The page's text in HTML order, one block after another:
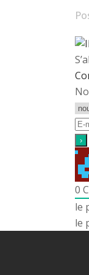
0
le
le